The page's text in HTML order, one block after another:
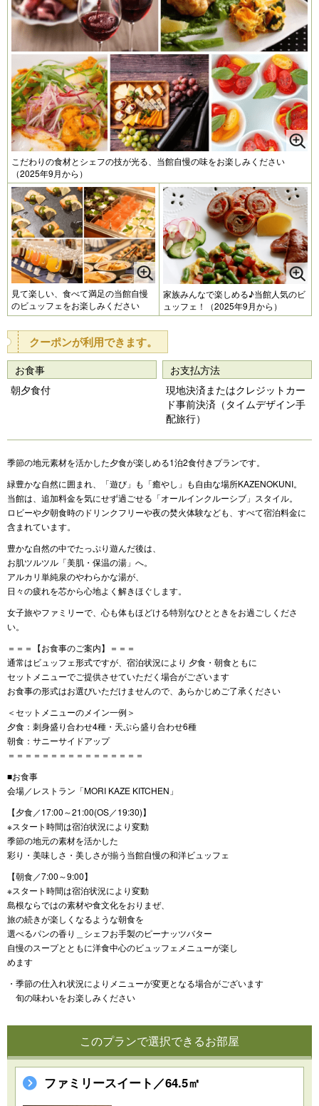
こだわりの食材とシェフの技が光る、当館自慢の味をお楽しみください
（2025年9月から）
見て楽しい、食べて満足の当館自慢
のビュッフェをお楽しみください
家族みんなで楽しめる♪当館人気のビ
ュッフェ！（2025年9月から）
クーポンが利用できます。
お食事
朝夕食付
お支払方法
現地決済またはクレジットカー
ド事前決済（タイムデザイン手
配旅行）
季節の地元素材を活かした夕食が楽しめる1泊2食付きプランです。
緑豊かな自然に囲まれ、「遊び」も「癒やし」も自由な場所KAZENOKUNI。
当館は、追加料金を気にせず過ごせる「オールインクルーシブ」スタイル。
ロビーや夕朝食時のドリンクフリーや夜の焚火体験なども、すべて宿泊料金に
含まれています。
豊かな自然の中でたっぷり遊んだ後は、
お肌ツルツル「美肌・保温の湯」へ。
アルカリ単純泉のやわらかな湯が、
日々の疲れを芯から心地よく解きほぐします。
女子旅やファミリーで、心も体もほどける特別なひとときをお過ごしくださ
い。
＝＝＝【お食事のご案内】＝＝＝
通常はビュッフェ形式ですが、宿泊状況により 夕食・朝食ともに
セットメニューでご提供させていただく場合がございます
お食事の形式はお選びいただけませんので、あらかじめご了承ください
＜セットメニューのメイン一例＞
夕食：刺身盛り合わせ4種・天ぷら盛り合わせ6種
朝食：サニーサイドアップ
＝＝＝＝＝＝＝＝＝＝＝＝＝＝＝＝
■お食事
会場／レストラン「MORI KAZE KITCHEN」
【夕食／17:00～21:00(OS／19:30)】
※スタート時間は宿泊状況により変動
季節の地元の素材を活かした
彩り・美味しさ・美しさが揃う当館自慢の和洋ビュッフェ
【朝食／7:00～9:00】
※スタート時間は宿泊状況により変動
島根ならではの素材や食文化をおりまぜ、
旅の続きが楽しくなるような朝食を
選べるパンの香り＿シェフお手製のピーナッツバター
自慢のスープとともに洋食中心のビュッフェメニューが楽し
めます
・季節の仕入れ状況によりメニューが変更となる場合がございます
旬の味わいをお楽しみください
このプランで選択できるお部屋
ファミリースイート／64.5㎡